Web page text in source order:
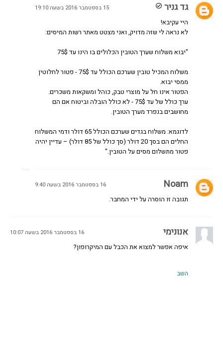
גד גניר 15 בספטמבר 2016 בשעה 19:10
היי עקיבא!
לא נראה לי שזה מדויק, ואני מצטט מאתר רשות המיסים:
"יבוא משלוח שערך הטובין הכלולים בו הינו עד 75$
משלוח המכיל טובין שערכם הכולל עד 75$ - פטור לחלוטין
ממסי יבוא.
הפטור אינו חל על מוצרי טבק, כוהל ומשקאות משכרים.
ערך כולל של עד 75$ - לא כולל הובלה וביטוח אם הם
מחושבים בנפרד מערך הטובין.
לדוגמא: משלוח בגדים שערכם הכולל 65 דולר ודמי המשלוח
החלים הם בסך 20 דולר (סך כולל של 85 דולר) – עדיין יהיה
פטור מתשלום מסים על הטובין."
Noam 16 בספטמבר 2016 בשעה 9:40
תגובה זו הוסרה על ידי המחבר.
אנונימי 16 בספטמבר 2016 בשעה 10:07
איפה אפשר למצוא את הכבל עם המיקרופון?
השב